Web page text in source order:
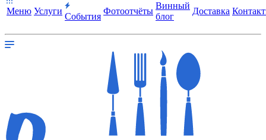
Меню Услуги
События
Фотоотчёты
Винный
блог
Доставка